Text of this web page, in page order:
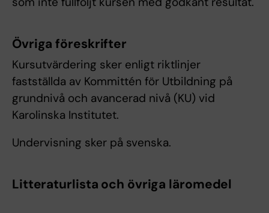
Övriga föreskrifter
Kursutvärdering sker enligt riktlinjer
fastställda av Kommittén för Utbildning på
grundnivå och avancerad nivå (KU) vid
Karolinska Institutet.
Undervisning sker på svenska.
Litteraturlista och övriga läromedel